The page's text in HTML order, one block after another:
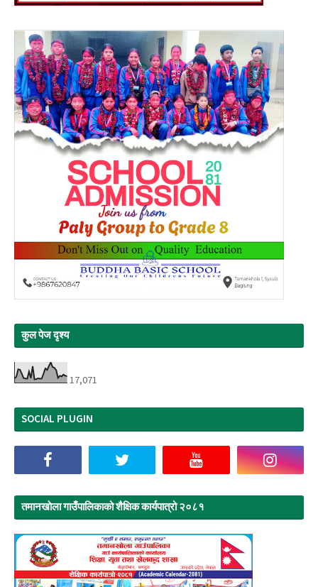
कुल पेज दृश्य
17,071
SOCIAL PLUGIN
तमानखाेला गाउँपालिकाको शैक्षिक कार्यपात्रो २०८१